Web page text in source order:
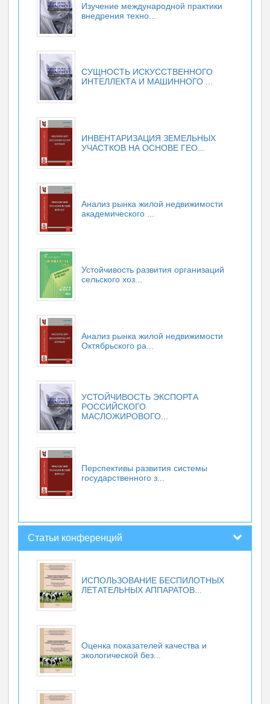
Изучение международной практики
внедрения техно...
СУЩНОСТЬ ИСКУССТВЕННОГО
ИНТЕЛЛЕКТА И МАШИННОГО ...
ИНВЕНТАРИЗАЦИЯ ЗЕМЕЛЬНЫХ
УЧАСТКОВ НА ОСНОВЕ ГЕО...
Анализ рынка жилой недвижимости
академического ...
Устойчивость развития организаций
сельского хоз...
Анализ рынка жилой недвижимости
Октябрьского ра...
УСТОЙЧИВОСТЬ ЭКСПОРТА
РОССИЙСКОГО
МАСЛОЖИРОВОГО...
Перспективы развития системы
государственного з...
Статьи конференций
ИСПОЛЬЗОВАНИЕ БЕСПИЛОТНЫХ
ЛЕТАТЕЛЬНЫХ АППАРАТОВ...
Оценка показателей качества и
экологической без...